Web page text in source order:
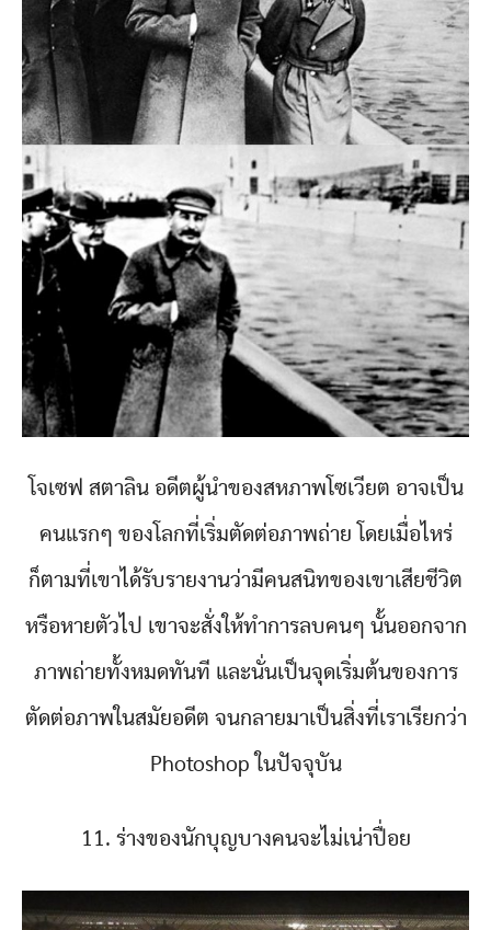
โจเซฟ สตาลิน อดีตผู้นำของสหภาพโซเวียต อาจเป็น
คนแรกๆ ของโลกที่เริ่มตัดต่อภาพถ่าย โดยเมื่อไหร่
ก็ตามที่เขาได้รับรายงานว่ามีคนสนิทของเขาเสียชีวิต
หรือหายตัวไป เขาจะสั่งให้ทำการลบคนๆ นั้นออกจาก
ภาพถ่ายทั้งหมดทันที และนั่นเป็นจุดเริ่มต้นของการ
ตัดต่อภาพในสมัยอดีต จนกลายมาเป็นสิ่งที่เราเรียกว่า
Photoshop ในปัจจุบัน
11. ร่างของนักบุญบางคนจะไม่เน่าปื่อย